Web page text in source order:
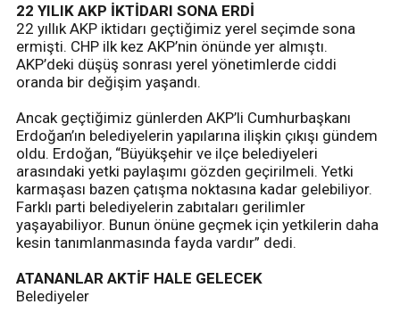
22 YILIK AKP İKTİDARI SONA ERDİ
22 yıllık AKP iktidarı geçtiğimiz yerel seçimde sona
ermişti. CHP ilk kez AKP’nin önünde yer almıştı.
AKP’deki düşüş sonrası yerel yönetimlerde ciddi
oranda bir değişim yaşandı.
Ancak geçtiğimiz günlerden AKP’li Cumhurbaşkanı
Erdoğan’ın belediyelerin yapılarına ilişkin çıkışı gündem
oldu. Erdoğan, “Büyükşehir ve ilçe belediyeleri
arasındaki yetki paylaşımı gözden geçirilmeli. Yetki
karmaşası bazen çatışma noktasına kadar gelebiliyor.
Farklı parti belediyelerin zabıtaları gerilimler
yaşayabiliyor. Bunun önüne geçmek için yetkilerin daha
kesin tanımlanmasında fayda vardır” dedi.
ATANANLAR AKTİF HALE GELECEK
Belediyeler